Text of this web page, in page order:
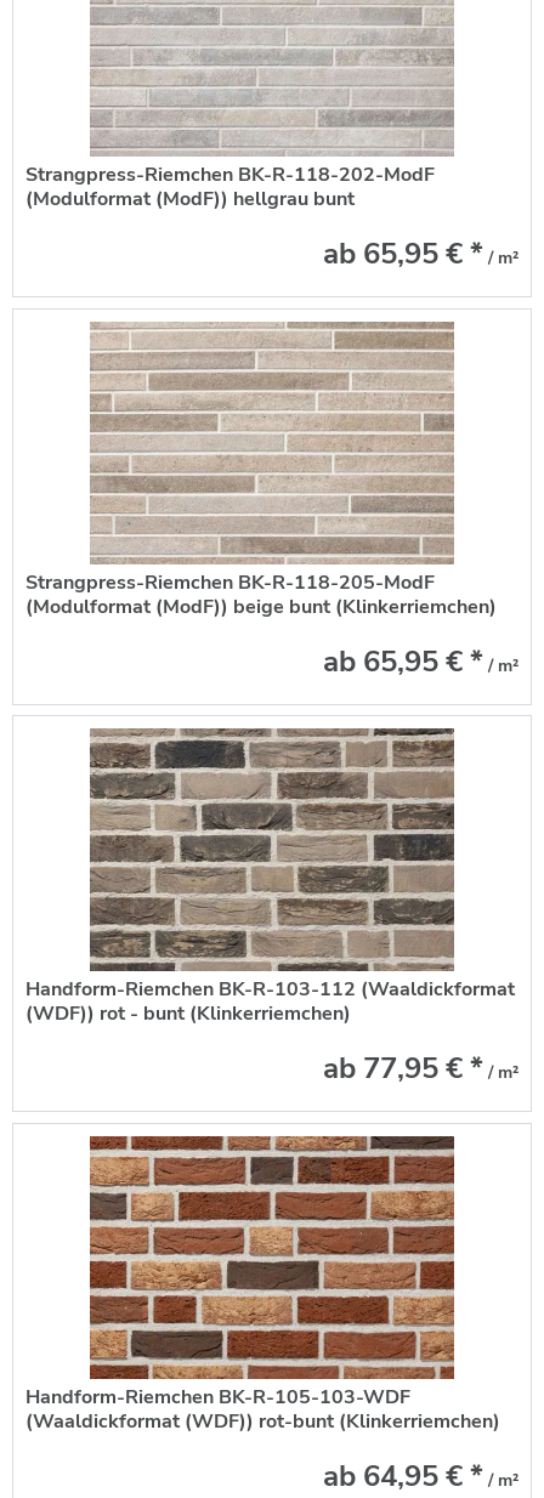
Strangpress-Riemchen BK-R-118-202-ModF
(Modulformat (ModF)) hellgrau bunt
ab 65,95 € * / m²
Strangpress-Riemchen BK-R-118-205-ModF
(Modulformat (ModF)) beige bunt (Klinkerriemchen)
ab 65,95 € * / m²
Handform-Riemchen BK-R-103-112 (Waaldickformat
(WDF)) rot - bunt (Klinkerriemchen)
ab 77,95 € * / m²
Handform-Riemchen BK-R-105-103-WDF
(Waaldickformat (WDF)) rot-bunt (Klinkerriemchen)
ab 64,95 € * / m²